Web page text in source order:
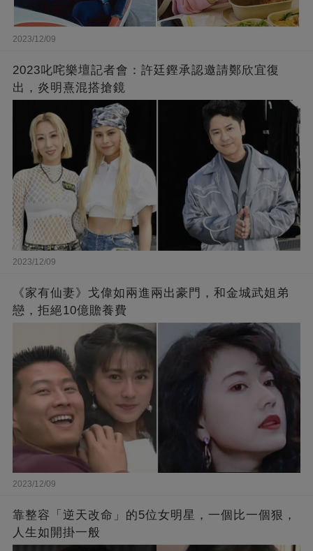
2023/12/09
2023叱咤樂壇記者會：許廷鏗承認邀請鄭欣宜復
出，炎明熹混搭搶鏡
2023/12/09
《家有仙妻》戈偉如兩進兩出豪門，和金城武姐弟
戀，拒絕10億贍養費
2023/12/09
靠整容「逆天改命」的5位女明星，一個比一個狠，
人生如開掛一般